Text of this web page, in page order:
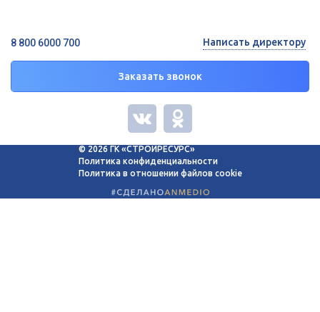
8 800 6000 700
Заказать звонок
Написать директору
© 2026 ГК «СТРОЙРЕСУРС»
Политика конфиденциальности
Политика в отношении файлов cookie